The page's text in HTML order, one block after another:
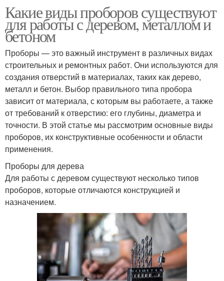
Какие виды проборов существуют
для работы с деревом, металлом и
бетоном
Проборы — это важный инструмент в различных видах
строительных и ремонтных работ. Они используются для
создания отверстий в материалах, таких как дерево,
металл и бетон. Выбор правильного типа пробора
зависит от материала, с которым вы работаете, а также
от требований к отверстию: его глубины, диаметра и
точности. В этой статье мы рассмотрим основные виды
проборов, их конструктивные особенности и области
применения.
Проборы для дерева
Для работы с деревом существуют несколько типов
проборов, которые отличаются конструкцией и
назначением.